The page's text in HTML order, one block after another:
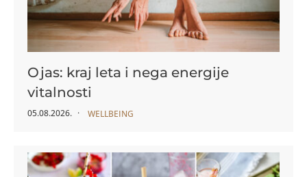
Ojas: kraj leta i nega energije
vitalnosti
05.08.2026. WELLBEING